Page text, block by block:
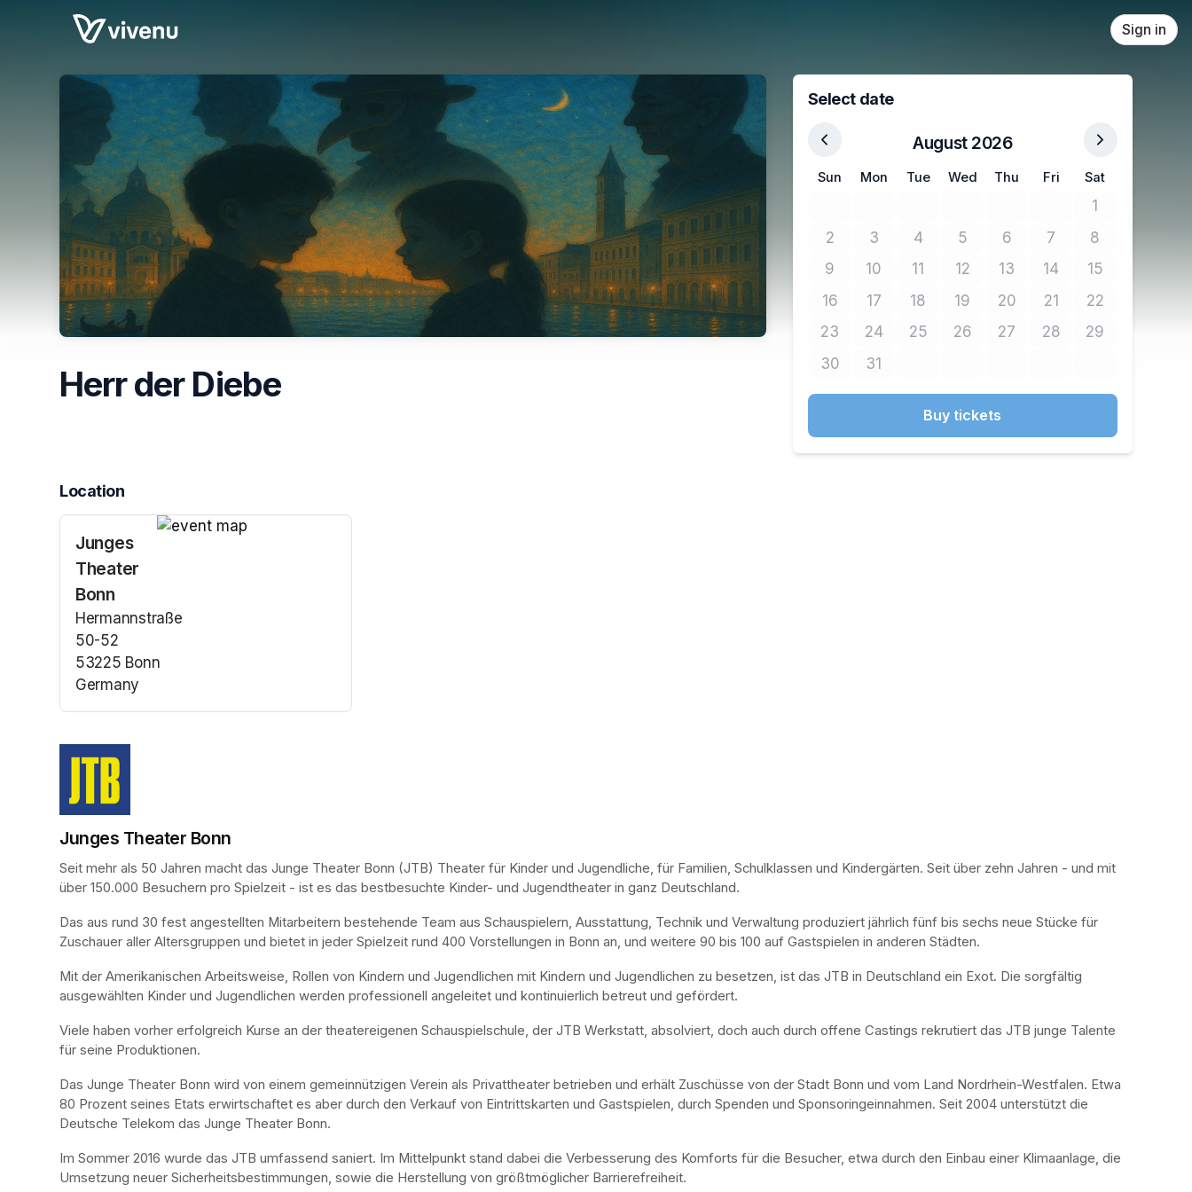
Skip header
Sign in
Herr der Diebe
Location
Junges
Theater
Bonn
Hermannstraße
50-52
53225 Bonn
Germany
(opens in a new tab)
Select date
August 2026
Sun Mon Tue Wed Thu Fri Sat
1No tickets
2No tickets available
3No tickets available
4No tickets available
5No tickets available
6No tickets available
7No tickets available
8No tickets
9No tickets available
10No tickets available
11No tickets available
12No tickets available
13No tickets available
14No tickets available
15No tickets
16No tickets available
17No tickets available
18No tickets available
19No tickets available
20No tickets available
21No tickets available
22No tickets
23No tickets available
24No tickets available
25No tickets available
26No tickets available
27No tickets available
28No tickets available
29No tickets
30No tickets available
31No tickets available
Buy tickets
Junges Theater Bonn
Seit mehr als 50 Jahren macht das Junge Theater Bonn (JTB) Theater für Kinder und Jugendliche, für Familien, Schulklassen und Kindergärten. Seit über zehn Jahren - und mit
über 150.000 Besuchern pro Spielzeit - ist es das bestbesuchte Kinder- und Jugendtheater in ganz Deutschland.
Das aus rund 30 fest angestellten Mitarbeitern bestehende Team aus Schauspielern, Ausstattung, Technik und Verwaltung produziert jährlich fünf bis sechs neue Stücke für
Zuschauer aller Altersgruppen und bietet in jeder Spielzeit rund 400 Vorstellungen in Bonn an, und weitere 90 bis 100 auf Gastspielen in anderen Städten.
Mit der Amerikanischen Arbeitsweise, Rollen von Kindern und Jugendlichen mit Kindern und Jugendlichen zu besetzen, ist das JTB in Deutschland ein Exot. Die sorgfältig
ausgewählten Kinder und Jugendlichen werden professionell angeleitet und kontinuierlich betreut und gefördert.
Viele haben vorher erfolgreich Kurse an der theatereigenen Schauspielschule, der JTB Werkstatt, absolviert, doch auch durch offene Castings rekrutiert das JTB junge Talente
für seine Produktionen.
Das Junge Theater Bonn wird von einem gemeinnützigen Verein als Privattheater betrieben und erhält Zuschüsse von der Stadt Bonn und vom Land Nordrhein-Westfalen. Etwa
80 Prozent seines Etats erwirtschaftet es aber durch den Verkauf von Eintrittskarten und Gastspielen, durch Spenden und Sponsoringeinnahmen. Seit 2004 unterstützt die
Deutsche Telekom das Junge Theater Bonn.
Im Sommer 2016 wurde das JTB umfassend saniert. Im Mittelpunkt stand dabei die Verbesserung des Komforts für die Besucher, etwa durch den Einbau einer Klimaanlage, die
Umsetzung neuer Sicherheitsbestimmungen, sowie die Herstellung von größtmöglicher Barrierefreiheit.